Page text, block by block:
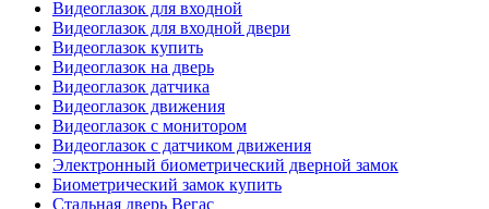
Видеоглазок для входной
Видеоглазок для входной двери
Видеоглазок купить
Видеоглазок на дверь
Видеоглазок датчика
Видеоглазок движения
Видеоглазок с монитором
Видеоглазок с датчиком движения
Электронный биометрический дверной замок
Биометрический замок купить
Стальная дверь Вегас